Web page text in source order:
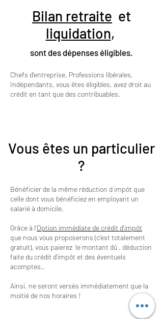
Bilan retraite et
liquidation,
sont des dépenses éligibles.
Chefs d’entreprise, Professions libérales,
Indépendants, vous êtes éligibles, avez droit au
crédit en tant que des contribuables.
(en 2024).
Bénéficiez en plus d’un crédit d’impôt sur les
sociétés ou sur le revenu.
Attention le conseil, la préconisation et la mise
en place de solutions ne sont pas éligibles.
Vous êtes un particulier
?
Bénéficier de la même réduction d impôt que
celle dont vous bénéficiez en employant un
salarié à domicile.
Grâce à l’Option immédiate de crédit d’impôt
que nous vous proposerons (c'est totalement
gratuit), vous paierez le montant dû , déduction
faite du crédit d’impôt et des éventuels
acomptes..
Ainsi, ne seront versés immédiatement que la
moitié de nos horaires !